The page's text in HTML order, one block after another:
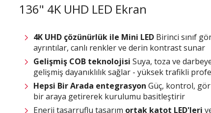
136" 4K UHD LED Ekran
4K UHD çözünürlük ile Mini LED Birinci sınıf
ayrıntılar, canlı renkler ve derin kontrast sunar
Gelişmiş COB teknolojisi Suya, toza ve
gelişmiş dayanıklılık sağlar - yüksek trafikli
Hepsi Bir Arada entegrasyon Güç, kontrol,
bir araya getirerek kurulumu basitleştirir
Enerji tasarruflu tasarım ortak katot LED'leri